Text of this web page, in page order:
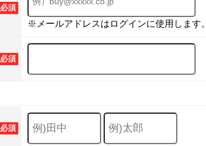
必須
※メールアドレスはログインに使用します。
必須
必須